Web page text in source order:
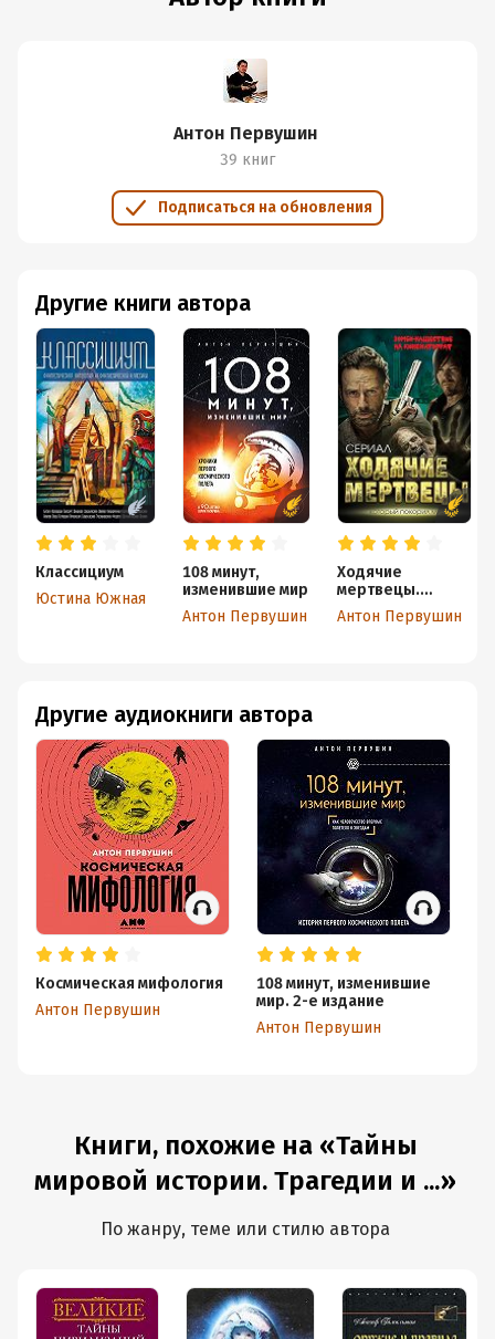
Антон Первушин
39 книг
Подписаться на обновления
Другие книги автора
Классициум
Юстина Южная
108 минут,
изменившие мир
Антон Первушин
Ходячие
мертвецы.
Зомби-
нашествие на
Антон Первушин
Другие аудиокниги автора
Космическая мифология
Антон Первушин
108 минут, изменившие
мир. 2-е издание
Антон Первушин
Книги, похожие на «Тайны
мировой истории. Трагедии и ...»
По жанру, теме или стилю автора